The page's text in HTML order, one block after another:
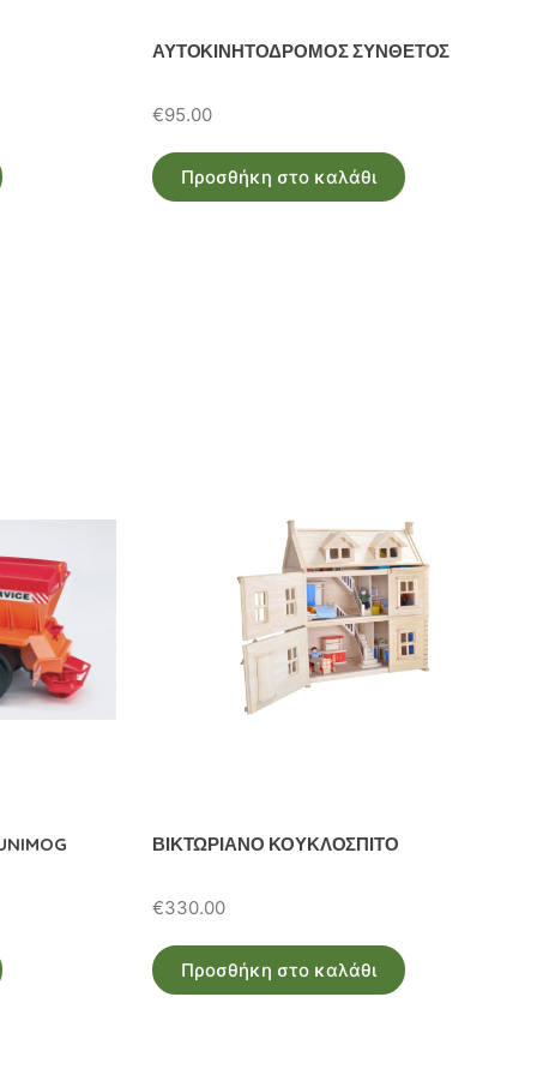
ΑΥΤΟΚΙΝΗΤΟΔΡΟΜΟΣ ΣΥΝΘΕΤΟΣ
€95.00
Προσθήκη στο καλάθι
ΒΙΚΤΩΡΙΑΝΟ ΚΟΥΚΛΟΣΠΙΤΟ
€330.00
Προσθήκη στο καλάθι